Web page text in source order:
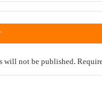
will not be published.